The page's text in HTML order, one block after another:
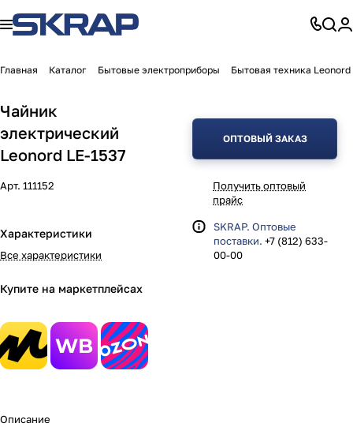
Главная Каталог Бытовые электроприборы Бытовая техника Leonord
Чайник
электрический
Leonord LE-1537
Арт. 111152
Характеристики
Все характеристики
Купите на маркетплейсах
ОПТОВЫЙ ЗАКАЗ
Получить оптовый
прайс
SKRAP. Оптовые
поставки. +7 (812) 633-
00-00
Описание